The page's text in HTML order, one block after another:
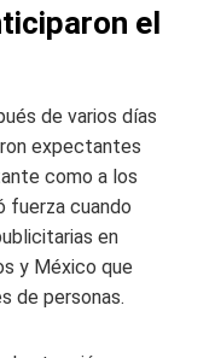
el
de varios días
expectantes
como a los
fuerza cuando
en
y México que
de personas.